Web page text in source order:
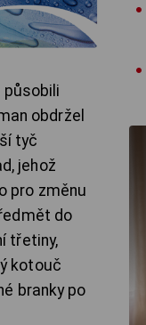
působili
obdržel
tyč
jehož
pro změnu
do
třetiny,
kotouč
branky po